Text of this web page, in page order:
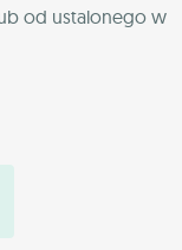
od ustalonego w